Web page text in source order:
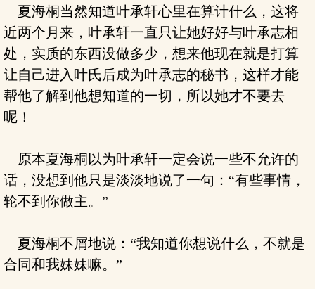
夏海桐当然知道叶承轩心里在算计什么，这将
近两个月来，叶承轩一直只让她好好与叶承志相
处，实质的东西没做多少，想来他现在就是打算
让自己进入叶氏后成为叶承志的秘书，这样才能
帮他了解到他想知道的一切，所以她才不要去
呢！
原本夏海桐以为叶承轩一定会说一些不允许的
话，没想到他只是淡淡地说了一句：“有些事情，
轮不到你做主。”
夏海桐不屑地说：“我知道你想说什么，不就是
合同和我妹妹嘛。”